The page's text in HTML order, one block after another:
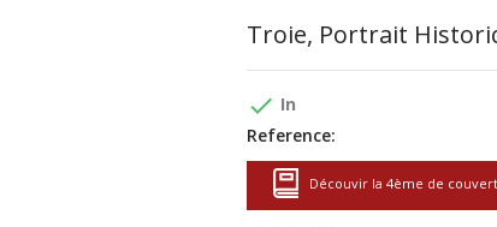
Troie, Portrait
done In
Reference:
Découvir la 4ème de